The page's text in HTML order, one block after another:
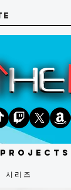
Projects
시리즈